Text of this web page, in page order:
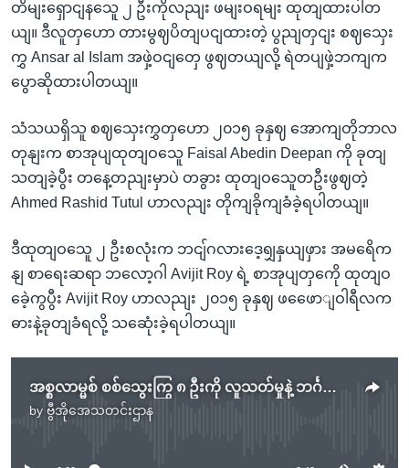
တိမျးရှောငျနသေူ ၂ ဦးကိုလညျး ဖမျးဝရမျး ထုတျထားပါတ
ယျ။ ဒီလူတှဟော တားမွဈပိတျပငျထားတဲ့ ပွညျတှငျး စဈသှေး
ကွှ Ansar al Islam အဖှဲ့ဝငျတှေ ဖွဈတယျလို့ ရဲတပျဖှဲ့ဘကျက
ပွောဆိုထားပါတယျ။
သံသယရှိသူ စဈသှေးကွှတှဟော ၂၀၁၅ ခုနှဈ အောကျတိုဘာလ
တုနျးက စာအုပျထုတျဝသေူ Faisal Abedin Deepan ကို ခုတျ
သတျခဲ့ပွီး တနေ့တညျးမှာပဲ တခွား ထုတျဝသေူတဦးဖွဈတဲ့
Ahmed Rashid Tutul ဟာလညျး တိုကျခိုကျခံခဲ့ရပါတယျ။
ဒီထုတျဝသေူ ၂ ဦးစလုံးက ဘငျ်ဂလားဒေ့ရျှနှယျဖှား အမရေိက
နျ စာရေးဆရာ ဘလော့ဂါ Avijit Roy ရဲ့ စာအုပျတှကေို ထုတျဝ
ခေဲ့ကွပွီး Avijit Roy ဟာလညျး ၂၀၁၅ ခုနှဈ ဖဖေောျဝါရီလက
ဓားနဲ့ခုတျခံရလို့ သဆေုံးခဲ့ရပါတယျ။
အစ္စလာမ္မစ် စစ်သွေးကြွ ၈ ဦးကို လူသတ်မှုနဲ့ ဘင်္ဂလားဒေ့ရှ် စွဲချက်တင်
by ဗွီအိုအေသတင်းဌာန
No media source currently available